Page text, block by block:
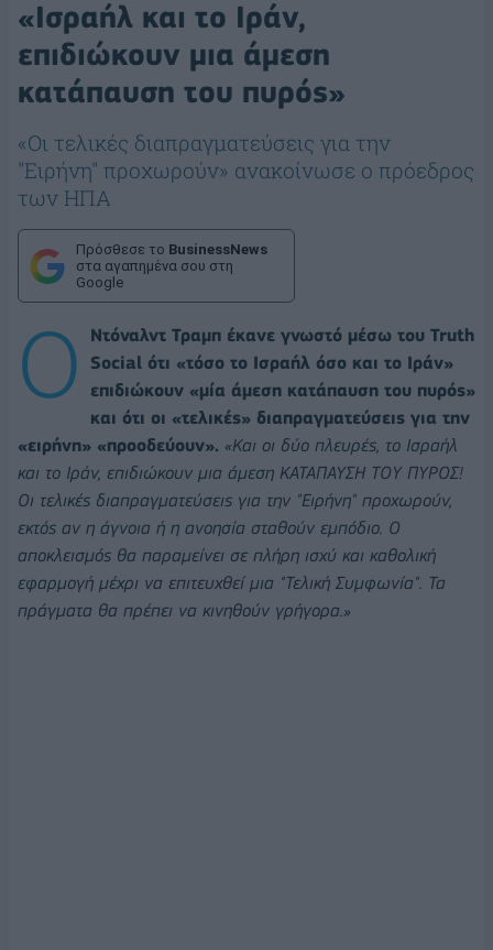
«Ισραήλ και το Ιράν,
επιδιώκουν μια άμεση
κατάπαυση του πυρός»
«Οι τελικές διαπραγματεύσεις για την
"Ειρήνη" προχωρούν» ανακοίνωσε ο πρόεδρος
των ΗΠΑ
Πρόσθεσε το BusinessNews
στα αγαπημένα σου στη
Google
Ο
Ντόναλντ Τραμπ έκανε γνωστό μέσω του Truth
Social ότι «τόσο το Ισραήλ όσο και το Ιράν»
επιδιώκουν «μία άμεση κατάπαυση του πυρός»
και ότι οι «τελικές» διαπραγματεύσεις για την
«ειρήνη» «προοδεύουν». «Και οι δύο πλευρές, το Ισραήλ
και το Ιράν, επιδιώκουν μια άμεση ΚΑΤΑΠΑΥΣΗ ΤΟΥ ΠΥΡΟΣ!
Οι τελικές διαπραγματεύσεις για την "Ειρήνη" προχωρούν,
εκτός αν η άγνοια ή η ανοησία σταθούν εμπόδιο. Ο
αποκλεισμός θα παραμείνει σε πλήρη ισχύ και καθολική
εφαρμογή μέχρι να επιτευχθεί μια "Τελική Συμφωνία". Τα
πράγματα θα πρέπει να κινηθούν γρήγορα.»